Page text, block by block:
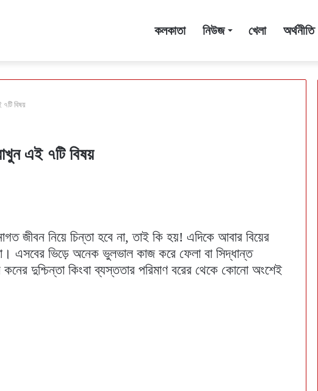
কলকাতা নিউজ খেলা অর্থনীতি
৭টি বিষয়
এই ৭টি বিষয়
জীবন নিয়ে চিন্তা হবে না, তাই কি হয়! এদিকে আবার বিয়ের
এসবের ভিড়ে অনেক ভুলভাল কাজ করে ফেলা বা সিদ্ধান্ত
দুশ্চিন্তা কিংবা ব্যস্ততার পরিমাণ বরের থেকে কোনো অংশেই